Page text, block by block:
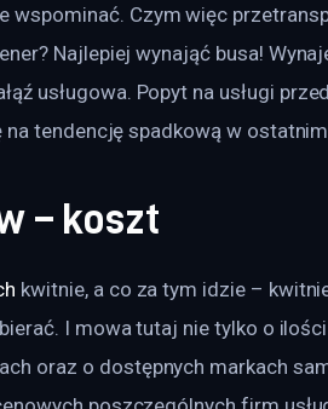
wspominać. Czym więc
Najlepiej wynająć busa!
usługowa. Popyt na usługi
tendencję spadkową w
– koszt
kwitnie, a co za tym idzie –
I mowa tutaj nie tylko o
oraz o dostępnych markach